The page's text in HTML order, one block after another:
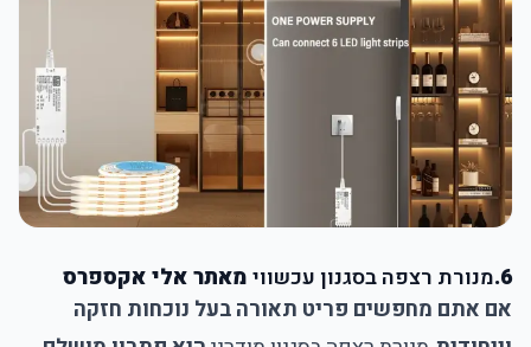
6. מנורת רצפה בסגנון עכשווימאתר אלי אקספרס
אם אתם מחפשים פריט תאורה בעל נוכחות חזקה